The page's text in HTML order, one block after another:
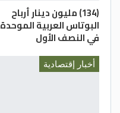
(134) مليون دينار أرباح
البوتاس العربية الموحدة
في النصف الأول
أخبار إقتصادية